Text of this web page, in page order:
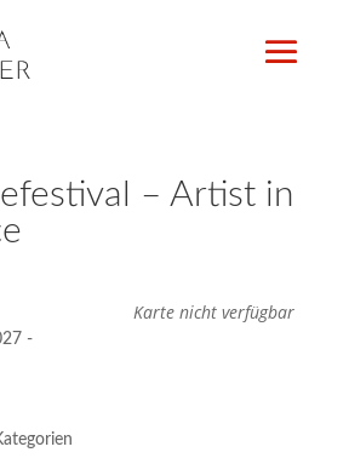
– Artist in
Karte nicht verfügbar
-